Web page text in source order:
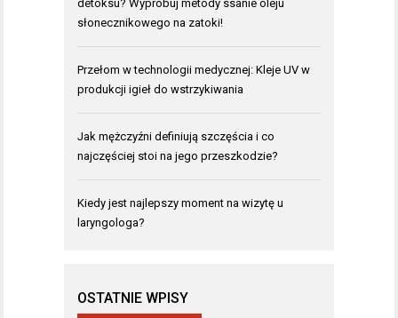
detoksu? Wypróbuj metody ssanie oleju
słonecznikowego na zatoki!
Przełom w technologii medycznej: Kleje UV w
produkcji igieł do wstrzykiwania
Jak mężczyźni definiują szczęścia i co
najczęściej stoi na jego przeszkodzie?
Kiedy jest najlepszy moment na wizytę u
laryngologa?
OSTATNIE WPISY